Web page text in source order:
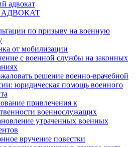
адвокат
по призыву на военную
от мобилизации
с военной службы на законных
решение военно-врачебной
юридическая помощь военного
привлечения к
военнослужащих
утраченных военных
вручение повестки